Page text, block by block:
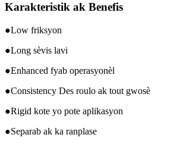
Karakteristik ak Benefis
●Low friksyon
●Long sèvis lavi
●Enhanced fyab operasyonèl
●Consistency Des roulo ak tout gwosè
●Rigid kote yo pote aplikasyon
●Separab ak ka ranplase